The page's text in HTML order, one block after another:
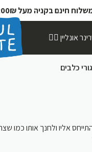
חינם בקניה מעל 200₪
אונליין 👩‍⚕️
כלבים
אליו ולחנך אותו כמו